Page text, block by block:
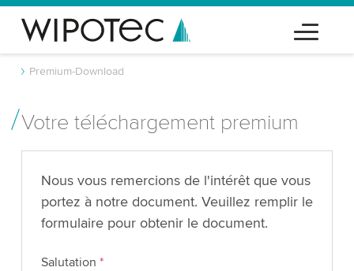
Premium-Download
Votre téléchargement premium
Nous vous remercions de l'intérêt que vous
portez à notre document. Veuillez remplir le
formulaire pour obtenir le document.
Salutation *